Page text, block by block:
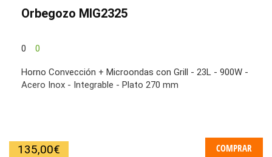
Orbegozo MIG2325
0 0
Horno Convección + Microondas con Grill - 23L - 900W -
Acero Inox - Integrable - Plato 270 mm
135,00€ COMPRAR